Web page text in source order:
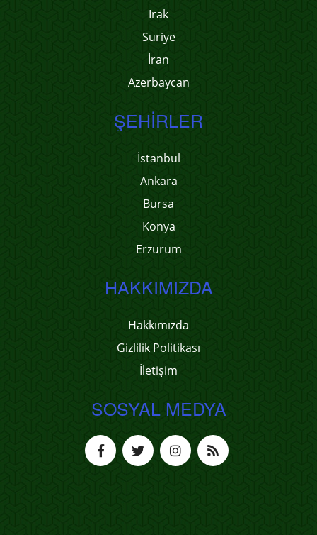
Irak
Suriye
İran
Azerbaycan
ŞEHIRLER
İstanbul
Ankara
Bursa
Konya
Erzurum
HAKKIMIZDA
Hakkımızda
Gizlilik Politikası
İletişim
SOSYAL MEDYA